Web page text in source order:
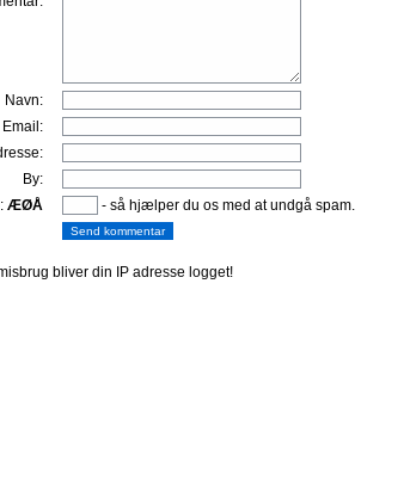
Navn:
Email:
By:
ÆØÅ - så hjælper du os med at undgå spam.
bliver din IP adresse logget!